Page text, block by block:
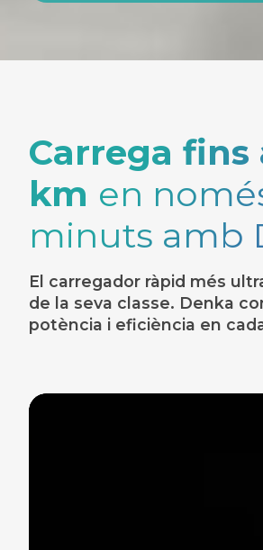
Carrega fins
km en
minuts amb
El carregador ràpid més
de la seva classe. Denka
potència i eficiència en